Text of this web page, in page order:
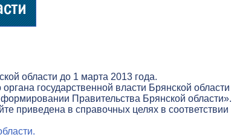
области до 1 марта 2013 года.
государственной власти Брянской области
Правительства Брянской области».
приведена в справочных целях в соответствии